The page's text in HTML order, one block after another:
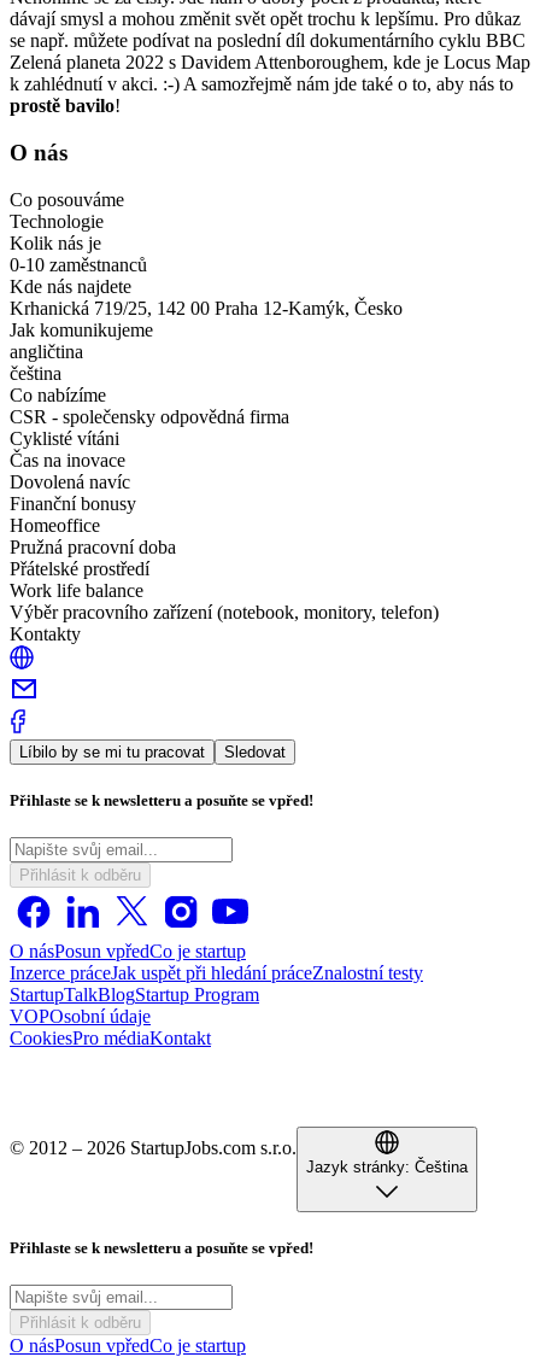
dávají smysl a mohou změnit svět opět trochu k lepšímu. Pro důkaz
se např. můžete podívat na poslední díl dokumentárního cyklu BBC
Zelená planeta 2022 s Davidem Attenboroughem, kde je Locus Map
k zahlédnutí v akci. :-) A samozřejmě nám jde také o to, aby nás to
prostě bavilo!
O nás
Co posouváme
Technologie
Kolik nás je
0-10 zaměstnanců
Kde nás najdete
Krhanická 719/25, 142 00 Praha 12-Kamýk, Česko
Jak komunikujeme
angličtina
čeština
Co nabízíme
CSR - společensky odpovědná firma
Cyklisté vítáni
Čas na inovace
Dovolená navíc
Finanční bonusy
Homeoffice
Pružná pracovní doba
Přátelské prostředí
Work life balance
Výběr pracovního zařízení (notebook, monitory, telefon)
Kontakty
Líbilo by se mi tu pracovat Sledovat
Přihlaste se k newsletteru a posuňte se vpřed!
Přihlásit k odběru
O násPosun vpředCo je startup
Inzerce práceJak uspět při hledání práceZnalostní testy
StartupTalkBlogStartup Program
VOPOsobní údaje
CookiesPro médiaKontakt
© 2012 – 2026 StartupJobs.com s.r.o.
Jazyk stránky: Čeština
Přihlaste se k newsletteru a posuňte se vpřed!
Přihlásit k odběru
O násPosun vpředCo je startup